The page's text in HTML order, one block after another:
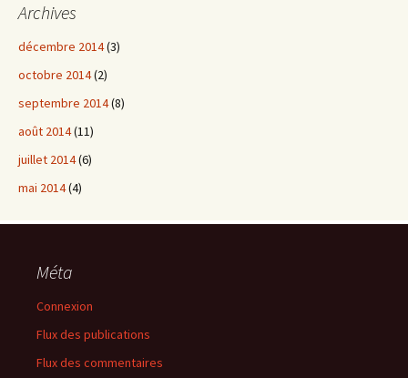
Archives
décembre 2014(3)
octobre 2014(2)
septembre 2014(8)
août 2014(11)
juillet 2014(6)
mai 2014(4)
Méta
Connexion
Flux des publications
Flux des commentaires